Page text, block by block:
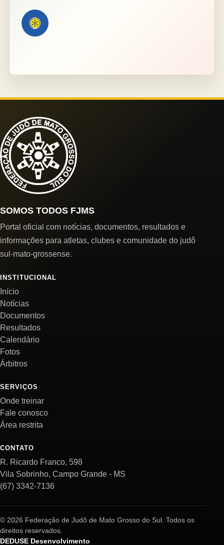
SOMOS TODOS FJMS
Portal oficial com notícias, documentos, resultados e
informações para atletas, clubes e comunidade do judô
sul-mato-grossense.
INSTITUCIONAL
Início
Notícias
Documentos
Resultados
Calendário
Fotos
Árbitros
SERVIÇOS
Onde treinar
Fale conosco
Área restrita
CONTATO
R. Ricardo Franco, 598
Vila Sobrinho, Campo Grande - MS
(67) 3342-7136
© 2026 Federação de Judô de Mato Grosso do Sul. Todos os
direitos reservados.
DEDUSE Desenvolvimento